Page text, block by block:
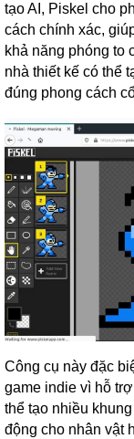
tạo AI, Piskel cho
cách chính xác,
khả năng phóng to
nhà thiết kế có thể
đúng phong cách
Công cụ này đặc
game indie vì hỗ
thể tạo nhiều
động cho nhân vật